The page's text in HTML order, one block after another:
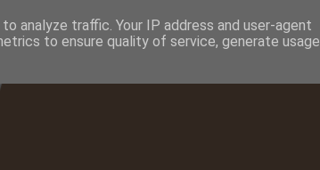
analyze traffic. Your IP address and user-agent
to ensure quality of service, generate usage